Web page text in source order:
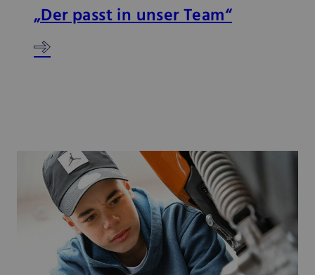
„Der passt in unser Team“